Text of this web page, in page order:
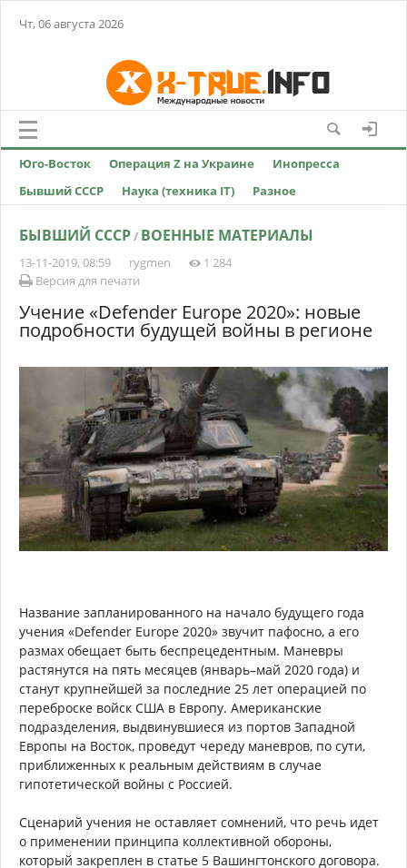
Чт, 06 августа 2026
Юго-Восток Операция Z на Украине
Инопресса
Бывший СССР
Наука (техника IT) Разное
БЫВШИЙ СССР/ ВОЕННЫЕ МАТЕРИАЛЫ
13-11-2019, 08:59 rygmen
1 284
Версия для печати
Учение «Defender Europe 2020»: новые
подробности будущей войны в регионе
Название запланированного на начало будущего года
учения «Defender Europe 2020» звучит пафосно, а его
размах обещает быть беспрецедентным. Маневры
растянутся на пять месяцев (январь–май 2020 года) и
станут крупнейшей за последние 25 лет операцией по
переброске войск США в Европу. Американские
подразделения, выдвинувшиеся из портов Западной
Европы на Восток, проведут череду маневров, по сути,
приближенных к реальным действиям в случае
гипотетической войны с Россией.
Сценарий учения не оставляет сомнений, что речь идет
о применении принципа коллективной обороны,
который закреплен в статье 5 Вашингтонского договора.